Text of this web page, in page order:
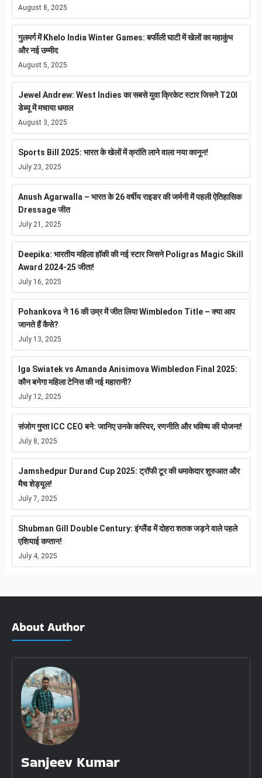
August 8, 2025
गुलमर्ग में Khelo India Winter Games: बर्फीली घाटी में खेलों का महाकुंभ
और नई उम्मीद
August 5, 2025
Jewel Andrew: West Indies का सबसे युवा क्रिकेट स्टार जिसने T20I
डेब्यू में मचाया धमाल
August 3, 2025
Sports Bill 2025: भारत के खेलों में क्रांति लाने वाला नया कानून!
July 23, 2025
Anush Agarwalla – भारत के 26 वर्षीय राइडर की जर्मनी में पहली ऐतिहासिक
Dressage जीत
July 21, 2025
Deepika: भारतीय महिला हॉकी की नई स्टार जिसने Poligras Magic Skill
Award 2024-25 जीता!
July 16, 2025
Pohankova ने 16 की उम्र में जीत लिया Wimbledon Title – क्या आप
जानते हैं कैसे?
July 13, 2025
Iga Swiatek vs Amanda Anisimova Wimbledon Final 2025:
कौन बनेगा महिला टेनिस की नई महारानी?
July 12, 2025
संजोग गुप्ता ICC CEO बने: जानिए उनके करियर, रणनीति और भविष्य की योजना!
July 8, 2025
Jamshedpur Durand Cup 2025: ट्रॉफी टूर की धमाकेदार शुरुआत और
मैच शेड्यूल!
July 7, 2025
Shubman Gill Double Century: इंग्लैंड में दोहरा शतक जड़ने वाले पहले
एशियाई कप्तान!
July 4, 2025
About Author
Sanjeev Kumar